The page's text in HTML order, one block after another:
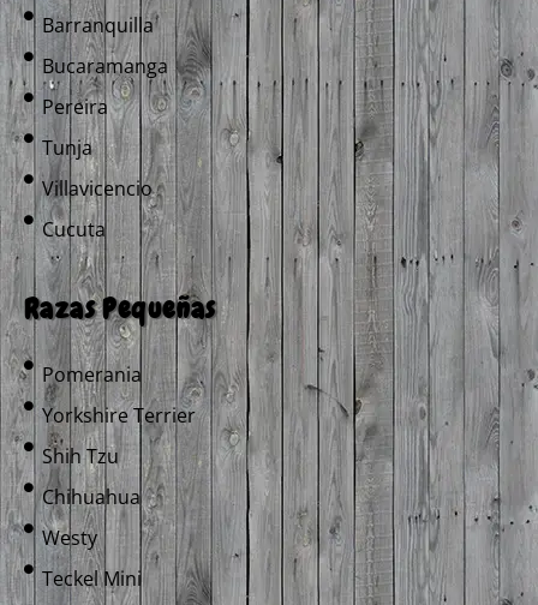
Barranquilla
Bucaramanga
Pereira
Tunja
Villavicencio
Cucuta
Razas Pequeñas
Pomerania
Yorkshire Terrier
Shih Tzu
Chihuahua
Westy
Teckel Mini